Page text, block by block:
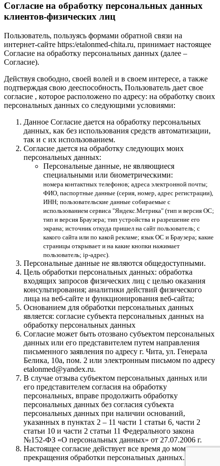
Согласие на обработку персональных данных
клиентов-физических лиц
Пользователь, пользуясь формами обратной связи на
интернет-сайте https:/etalonmed-chita.ru, принимает настоящее
Согласие на обработку персональных данных (далее –
Согласие).
Действуя свободно, своей волей и в своем интересе, а также
подтверждая свою дееспособность, Пользователь дает свое
согласие , которое расположено по адресу: на обработку своих
персональных данных со следующими условиями:
Данное Согласие дается на обработку персональных
данных, как без использования средств автоматизации,
так и с их использованием.
Согласие дается на обработку следующих моих
персональных данных:
Персональные данные, не являющиеся
специальными или биометрическими:
номера контактных телефонов; адреса электронной почты;
ФИО, паспортные данные (серия, номер, адрес регистрации),
ИНН; пользовательские данные собираемые с
использованием сервиса "Яндекс.Метрика" (тип и версия ОС;
тип и версия Браузера; тип устройства и разрешение его
экрана; источник откуда пришел на сайт пользователь; с
какого сайта или по какой рекламе; язык ОС и Браузера; какие
страницы открывает и на какие кнопки нажимает
пользователь; ip-адрес).
Персональные данные не являются общедоступными.
Цель обработки персональных данных: обработка
входящих запросов физических лиц с целью оказания
консультирования; аналитики действий физического
лица на веб-сайте и функционирования веб-сайта;
Основанием для обработки персональных данных
является: согласие субъекта персональных данных на
обработку персональных данных
Согласие может быть отозвано субъектом персональных
данных или его представителем путем направления
письменного заявления по адресу г. Чита, ул. Генерала
Белика, 10а, пом. 2 или электронным письмом по адресу
etalonmed@yandex.ru.
В случае отзыва субъектом персональных данных или
его представителем согласия на обработку
персональных, вправе продолжить обработку
персональных данных без согласия субъекта
персональных данных при наличии оснований,
указанных в пунктах 2 – 11 части 1 статьи 6, части 2
статьи 10 и части 2 статьи 11 Федерального закона
№152-ФЗ «О персональных данных» от 27.07.2006 г.
Настоящее согласие действует все время до момента
прекращения обработки персональных данных.